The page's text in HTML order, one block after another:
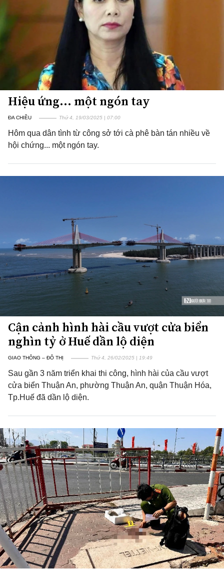
Hiệu ứng... một ngón tay
ĐA CHIỀU Thứ 4, 19/03/2025 | 07:00
Hôm qua dân tình từ công sở tới cà phê bàn tán nhiều về
hội chứng... một ngón tay.
Cận cảnh hình hài cầu vượt cửa biển
nghìn tỷ ở Huế dần lộ diện
GIAO THÔNG – ĐÔ THỊ Thứ 4, 26/02/2025 | 19:49
Sau gần 3 năm triển khai thi công, hình hài của cầu vượt
cửa biển Thuận An, phường Thuận An, quận Thuận Hóa,
Tp.Huế đã dần lộ diện.